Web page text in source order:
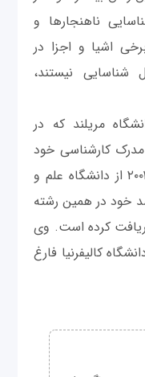
ناهنجارها و
اشیا و اجزا در
نیستند،
مریلند که در
کارشناسی خود
در رشته مهندسی برق را در سال ۲۰۰۳ از دانشگاه علم و
خود در همین رشته
شریف دریافت کرده است. وی
در دانشگاه کالیفرنیا فارغ